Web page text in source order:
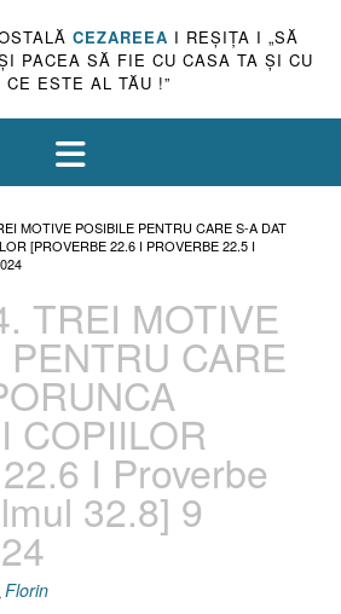
CEZAREEA I REŞIŢA I „SĂ
PACEA SĂ FIE CU CASA TA ŞI CU
CE ESTE AL TĂU !”
MOTIVE POSIBILE PENTRU CARE S-A DAT
[PROVERBE 22.6 I PROVERBE 22.5 I
TREI MOTIVE
CARE
COPIILOR
I Proverbe
32.8] 9
Florin